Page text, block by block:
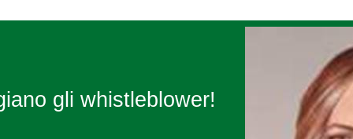
gli whistleblower!